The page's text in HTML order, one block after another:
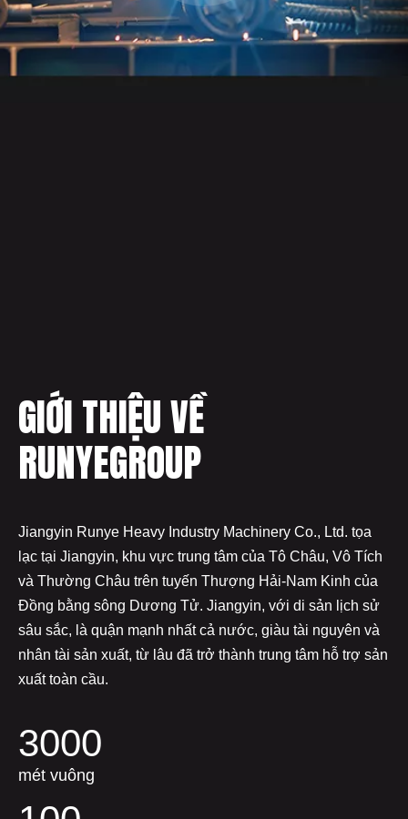
GIỚI THIỆU VỀ
RUNYEGROUP
Jiangyin Runye Heavy Industry Machinery Co., Ltd. tọa
lạc tại Jiangyin, khu vực trung tâm của Tô Châu, Vô Tích
và Thường Châu trên tuyến Thượng Hải-Nam Kinh của
Đồng bằng sông Dương Tử. Jiangyin, với di sản lịch sử
sâu sắc, là quận mạnh nhất cả nước, giàu tài nguyên và
nhân tài sản xuất, từ lâu đã trở thành trung tâm hỗ trợ sản
xuất toàn cầu.
3000
mét vuông